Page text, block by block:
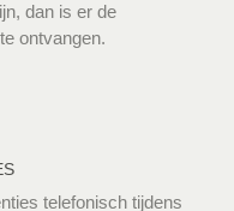
dan is er de
ontvangen.
telefonisch tijdens